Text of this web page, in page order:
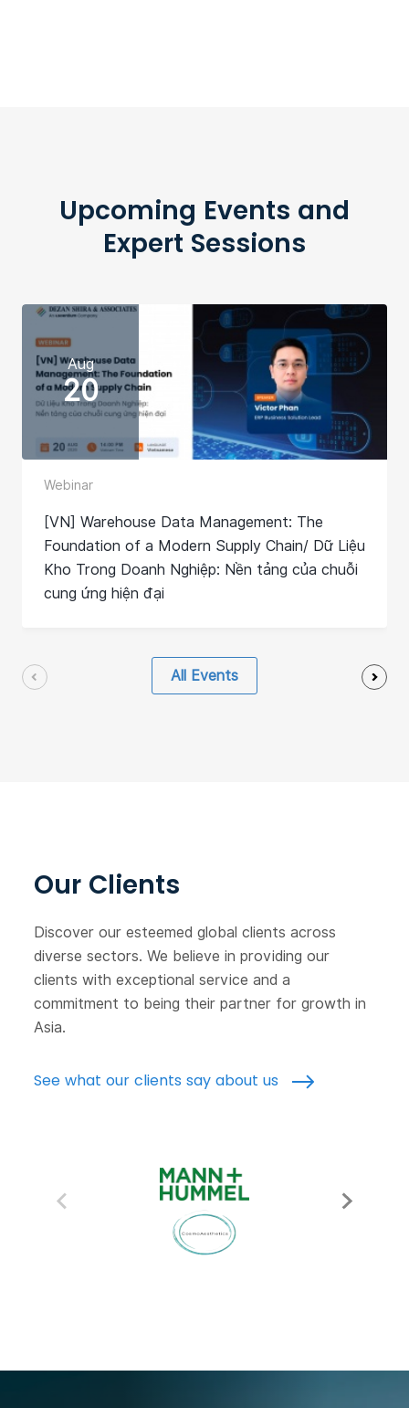
Upcoming Events and
Expert Sessions
Aug
20
Webinar
[VN] Warehouse Data Management: The
Foundation of a Modern Supply Chain/ Dữ Liệu
Kho Trong Doanh Nghiệp: Nền tảng của chuỗi
cung ứng hiện đại
All Events
Our Clients
Discover our esteemed global clients across
diverse sectors. We believe in providing our
clients with exceptional service and a
commitment to being their partner for growth in
Asia.
See what our clients say about us